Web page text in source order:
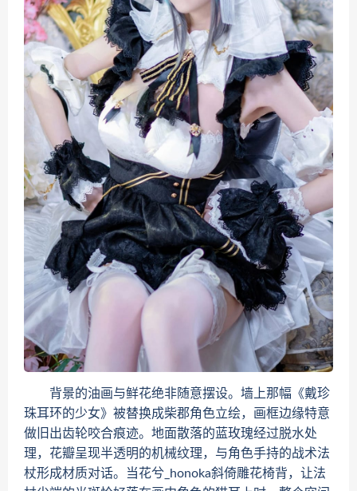
背景的油画与鲜花绝非随意摆设。墙上那幅《戴珍
珠耳环的少女》被替换成柴郡角色立绘，画框边缘特意
做旧出齿轮咬合痕迹。地面散落的蓝玫瑰经过脱水处
理，花瓣呈现半透明的机械纹理，与角色手持的战术法
杖形成材质对话。当花兮_honoka斜倚雕花椅背，让法